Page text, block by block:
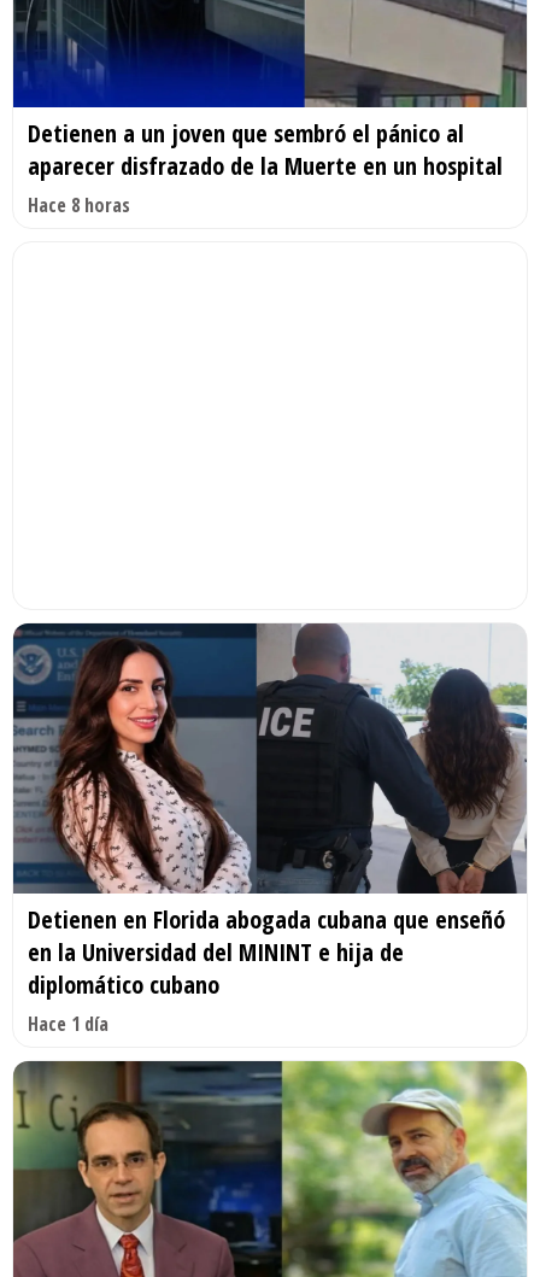
Detienen a un joven que sembró el pánico al
aparecer disfrazado de la Muerte en un hospital
Hace 8 horas
Detienen en Florida abogada cubana que enseñó
en la Universidad del MININT e hija de
diplomático cubano
Hace 1 día